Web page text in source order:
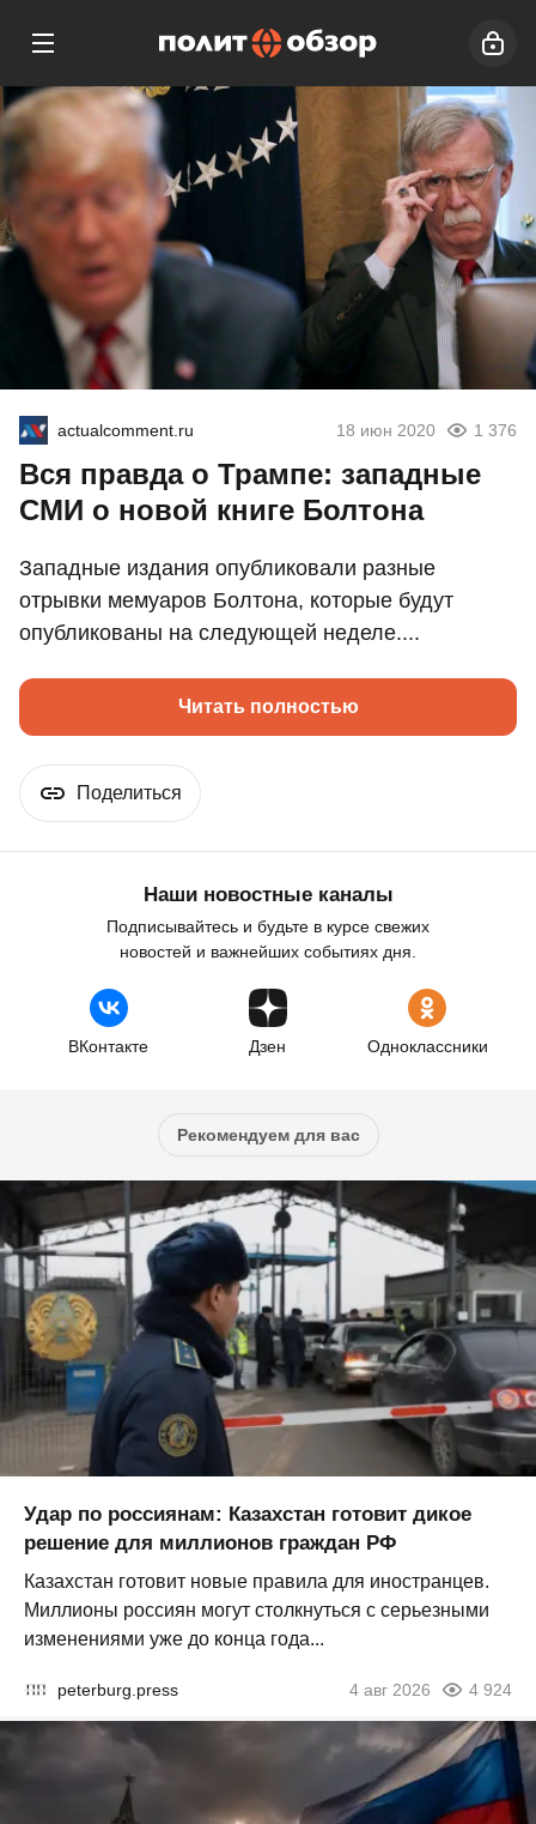
actualcomment.ru 18 июн 2020 1 376
Вся правда о Трампе: западные
СМИ о новой книге Болтона
Западные издания опубликовали разные
отрывки мемуаров Болтона, которые будут
опубликованы на следующей неделе....
Читать полностью
Поделиться
Наши новостные каналы
Подписывайтесь и будьте в курсе свежих
новостей и важнейших событиях дня.
ВКонтакте Дзен Одноклассники
Рекомендуем для вас
Удар по россиянам: Казахстан готовит дикое
решение для миллионов граждан РФ
Казахстан готовит новые правила для иностранцев.
Миллионы россиян могут столкнуться с серьезными
изменениями уже до конца года...
peterburg.press 4 авг 2026 4 924